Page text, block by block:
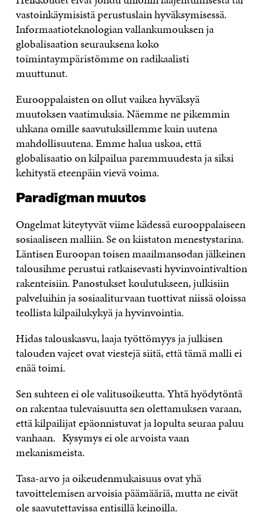
vastoinkäymisistä perustuslain hyväksymisessä.
Informaatioteknologian vallankumouksen ja
globalisaation seurauksena koko
toimintaympäristömme on radikaalisti
muuttunut.
Eurooppalaisten on ollut vaikea hyväksyä
muutoksen vaatimuksia. Näemme ne pikemmin
uhkana omille saavutuksillemme kuin uutena
mahdollisuutena. Emme halua uskoa, että
globalisaatio on kilpailua paremmuudesta ja siksi
kehitystä eteenpäin vievä voima.
Paradigman muutos
Ongelmat kiteytyvät viime kädessä eurooppalaiseen
sosiaaliseen malliin. Se on kiistaton menestystarina.
Läntisen Euroopan toisen maailmansodan jälkeinen
talousihme perustui ratkaisevasti hyvinvointivaltion
rakenteisiin. Panostukset koulutukseen, julkisiin
palveluihin ja sosiaaliturvaan tuottivat niissä oloissa
teollista kilpailukykyä ja hyvinvointia.
Hidas talouskasvu, laaja työttömyys ja julkisen
talouden vajeet ovat viestejä siitä, että tämä malli ei
enää toimi.
Sen suhteen ei ole valitusoikeutta. Yhtä hyödytöntä
on rakentaa tulevaisuutta sen olettamuksen varaan,
että kilpailijat epäonnistuvat ja lopulta seuraa paluu
vanhaan. Kysymys ei ole arvoista vaan
mekanismeista.
Tasa-arvo ja oikeudenmukaisuus ovat yhä
tavoittelemisen arvoisia päämääriä, mutta ne eivät
ole saavutettavissa entisillä keinoilla.